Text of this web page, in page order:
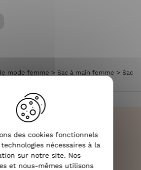
mode femme > Sac à main femme > Sac
RAPIDE
DÈS 70€
des cookies fonctionnels
nécessaires à la
sur notre site. Nos
et nous-mêmes utilisons